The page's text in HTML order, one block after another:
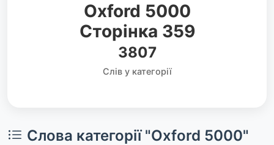
Oxford 5000
Сторінка 359
3807
Слів у категорії
Слова категорії "Oxford 5000"